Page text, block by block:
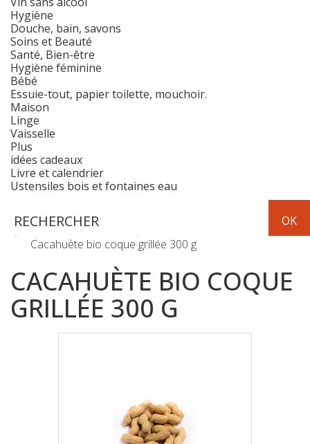
Hygiène
Douche, bain, savons
Soins et Beauté
Santé, Bien-être
Hygiène féminine
Bébé
Essuie-tout, papier toilette, mouchoir.
Maison
Linge
Vaisselle
Plus
idées cadeaux
Livre et calendrier
Ustensiles bois et fontaines eau
Fruits & Légumes
Cacahuète bio coque grillée 300 g
CACAHUÈTE BIO COQUE
GRILLÉE 300 G